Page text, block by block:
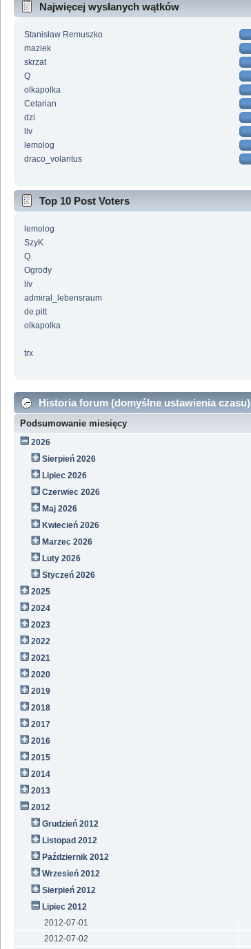
Najwięcej wysłanych wątków
Stanisław Remuszko
maziek
skrzat
Q
olkapolka
Cetarian
dzi
liv
lemolog
draco_volantus
Top 10 Post Voters
lemolog
SzyK
Q
Ogrody
liv
admiral_lebensraum
de.pitt
olkapolka
trx
Historia forum (domyślne ustawienia czasu)
Podsumowanie miesięcy
2026
Sierpień 2026
Lipiec 2026
Czerwiec 2026
Maj 2026
Kwiecień 2026
Marzec 2026
Luty 2026
Styczeń 2026
2025
2024
2023
2022
2021
2020
2019
2018
2017
2016
2015
2014
2013
2012
Grudzień 2012
Listopad 2012
Październik 2012
Wrzesień 2012
Sierpień 2012
Lipiec 2012
2012-07-01
2012-07-02